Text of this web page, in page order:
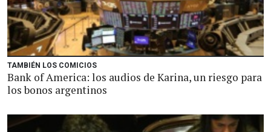
TAMBIÉN LOS COMICIOS
Bank of America: los audios de Karina, un riesgo para
los bonos argentinos